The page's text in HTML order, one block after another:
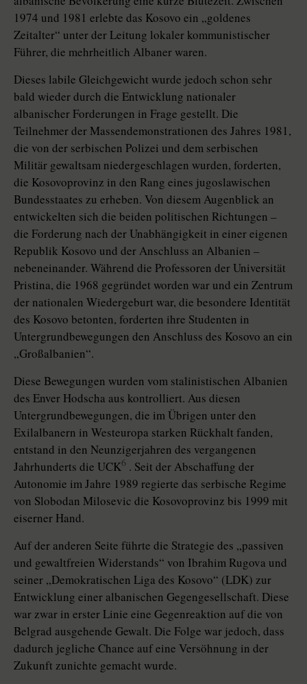
1974 und 1981 erlebte das Kosovo ein „goldenes
Zeitalter“ unter der Leitung lokaler kommunistischer
Führer, die mehrheitlich Albaner waren.
Dieses labile Gleichgewicht wurde jedoch schon sehr
bald wieder durch die Entwicklung nationaler
albanischer Forderungen in Frage gestellt. Die
Teilnehmer der Massendemonstrationen des Jahres 1981,
die von der serbischen Polizei und dem serbischen
Militär gewaltsam niedergeschlagen wurden, forderten,
die Kosovoprovinz in den Rang eines jugoslawischen
Bundesstaates zu erheben. Von diesem Augenblick an
entwickelten sich die beiden politischen Richtungen –
die Forderung nach der Unabhängigkeit in einer eigenen
Republik Kosovo und der Anschluss an Albanien –
nebeneinander. Während die Professoren der Universität
Pristina, die 1968 gegründet worden war und ein Zentrum
der nationalen Wiedergeburt war, die besondere Identität
des Kosovo betonten, forderten ihre Studenten in
Untergrundbewegungen den Anschluss des Kosovo an ein
„Großalbanien“.
Diese Bewegungen wurden vom stalinistischen Albanien
des Enver Hodscha aus kontrolliert. Aus diesen
Untergrundbewegungen, die im Übrigen unter den
Exilalbanern in Westeuropa starken Rückhalt fanden,
entstand in den Neunzigerjahren des vergangenen
Jahrhunderts die UCK6 . Seit der Abschaffung der
Autonomie im Jahre 1989 regierte das serbische Regime
von Slobodan Milosevic die Kosovoprovinz bis 1999 mit
eiserner Hand.
Auf der anderen Seite führte die Strategie des „passiven
und gewaltfreien Widerstands“ von Ibrahim Rugova und
seiner „Demokratischen Liga des Kosovo“ (LDK) zur
Entwicklung einer albanischen Gegengesellschaft. Diese
war zwar in erster Linie eine Gegenreaktion auf die von
Belgrad ausgehende Gewalt. Die Folge war jedoch, dass
dadurch jegliche Chance auf eine Versöhnung in der
Zukunft zunichte gemacht wurde.